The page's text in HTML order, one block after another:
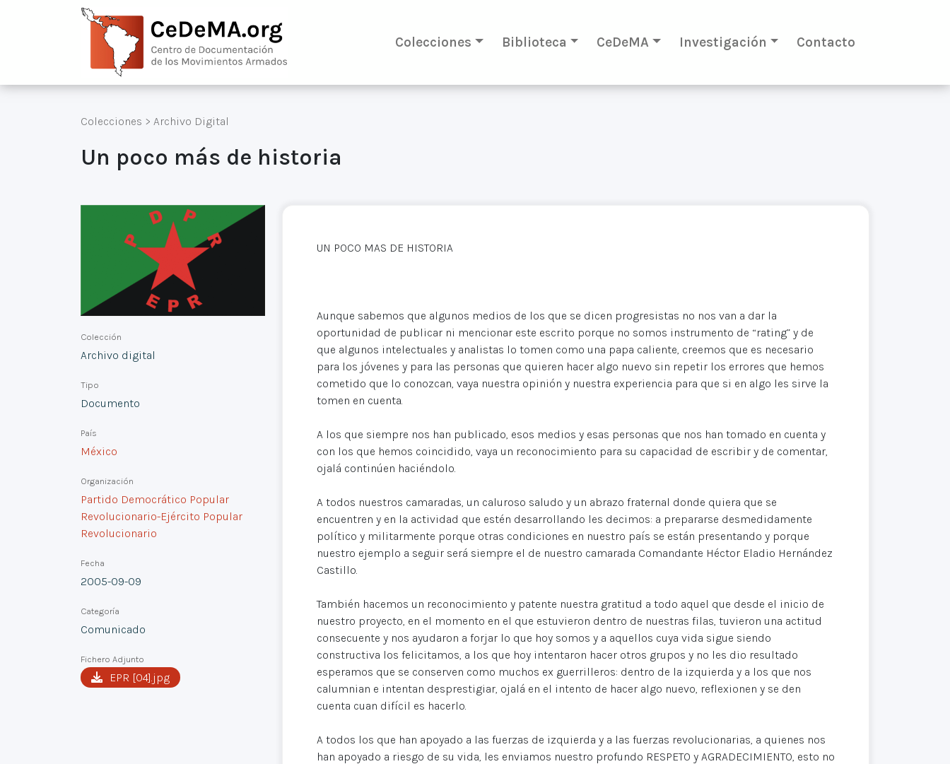
Colecciones Biblioteca CeDeMA Investigación Contacto
Colecciones > Archivo Digital
Un poco más de historia
Colección
Archivo digital
Tipo
Documento
País
México
Organización
Partido Democrático Popular
Revolucionario-Ejército Popular
Revolucionario
Fecha
2005-09-09
Categoría
Comunicado
Fichero Adjunto
EPR [04].jpg
UN POCO MAS DE HISTORIA
Aunque sabemos que algunos medios de los que se dicen progresistas no nos van a dar la
oportunidad de publicar ni mencionar este escrito porque no somos instrumento de “rating” y de
que algunos intelectuales y analistas lo tomen como una papa caliente, creemos que es necesario
para los jóvenes y para las personas que quieren hacer algo nuevo sin repetir los errores que hemos
cometido que lo conozcan, vaya nuestra opinión y nuestra experiencia para que si en algo les sirve la
tomen en cuenta.
A los que siempre nos han publicado, esos medios y esas personas que nos han tomado en cuenta y
con los que hemos coincidido, vaya un reconocimiento para su capacidad de escribir y de comentar,
ojalá continúen haciéndolo.
A todos nuestros camaradas, un caluroso saludo y un abrazo fraternal donde quiera que se
encuentren y en la actividad que estén desarrollando les decimos: a prepararse desmedidamente
político y militarmente porque otras condiciones en nuestro país se están presentando y porque
nuestro ejemplo a seguir será siempre el de nuestro camarada Comandante Héctor Eladio Hernández
Castillo.
También hacemos un reconocimiento y patente nuestra gratitud a todo aquel que desde el inicio de
nuestro proyecto, en el momento en el que estuvieron dentro de nuestras filas, tuvieron una actitud
consecuente y nos ayudaron a forjar lo que hoy somos y a aquellos cuya vida sigue siendo
constructiva los felicitamos, a los que hoy intentaron hacer otros grupos y no les dio resultado
esperamos que se conserven como muchos ex guerrilleros: dentro de la izquierda y a los que nos
calumnian e intentan desprestigiar, ojalá en el intento de hacer algo nuevo, reflexionen y se den
cuenta cuan difícil es hacerlo.
A todos los que han apoyado a las fuerzas de izquierda y a las fuerzas revolucionarias, a quienes nos
han apoyado a riesgo de su vida, les enviamos nuestro profundo RESPETO y AGRADECIMIENTO, esto no